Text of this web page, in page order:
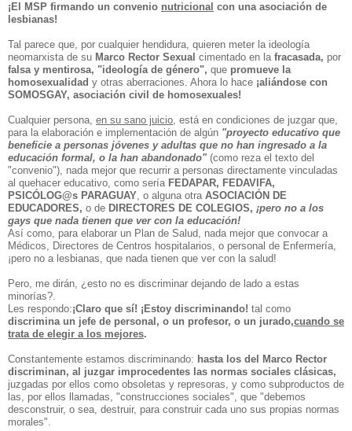
¡El MSP firmando un convenio nutricional con una asociación de
lesbianas!
Tal parece que, por cualquier hendidura, quieren meter la ideología
neomarxista de su Marco Rector Sexual cimentado en la fracasada, por
falsa y mentirosa, "ideología de género", que promueve la
homosexualidad y otras aberraciones. Ahora lo hace ¡aliándose con
SOMOSGAY, asociación civil de homosexuales!
Cualquier persona, en su sano juicio , está en condiciones de juzgar que,
para la elaboración e implementación de algún "proyecto educativo que
beneficie a personas jóvenes y adultas que no han ingresado a la
educación formal, o la han abandonado"(como reza el texto del
"convenio"), nada mejor que recurrir a personas directamente vinculadas
al quehacer educativo, como sería FEDAPAR, FEDAVIFA,
PSICÓLOG@s PARAGUAY , o alguna otra ASOCIACIÓN DE
EDUCADORES, o de DIRECTORES DE COLEGIOS, ¡pero no a los
gays que nada tienen que ver con la educación!
Así como, para elaborar un Plan de Salud, nada mejor que convocar a
Médicos, Directores de Centros hospitalarios, o personal de Enfermería,
¡pero no a lesbianas, que nada tienen que ver con la salud!
Pero, me dirán, ¿esto no es discriminar dejando de lado a estas
minorías?.
Les respondo:¡Claro que sí! ¡Estoy discriminando! tal como
discrimina un jefe de personal, o un profesor, o un jurado,cuando se
trata de elegir a los mejores.
Constantemente estamos discriminando: hasta los del Marco Rector
discriminan, al juzgar improcedentes las normas sociales clásicas,
juzgadas por ellos como obsoletas y represoras, y como subproductos de
las, por ellos llamadas, "construcciones sociales" , que "debemos
desconstruir, o sea, destruir, para construir cada uno sus propias normas
morales".